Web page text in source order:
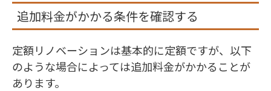
追加料金がかかる条件を確認する
定額リノベーションは基本的に定額ですが、以下
のような場合によっては追加料金がかかることが
あります。